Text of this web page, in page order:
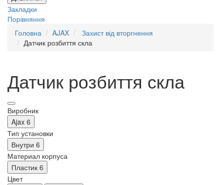
Закладки
Порівняння
Головна
AJAX
Захист від вторгнення
Датчик розбиття скла
Датчик розбиття скла
Виробник
Ajax 6
Тип установки
Внутри 6
Материал корпуса
Пластик 6
Цвет